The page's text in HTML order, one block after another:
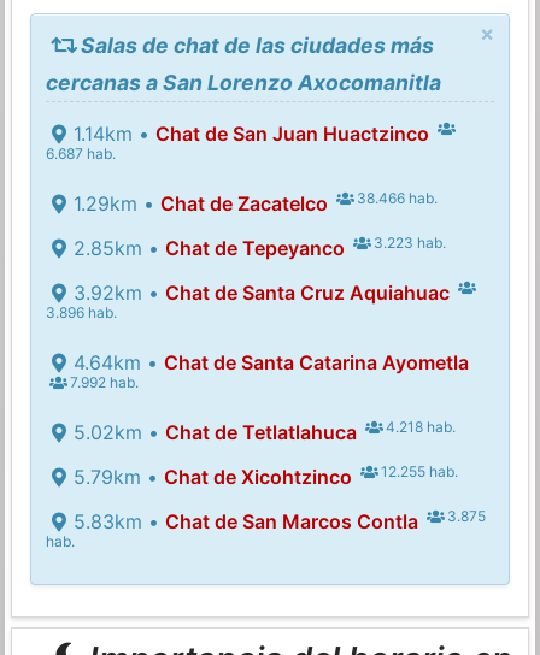
×
Salas de chat de las ciudades más
cercanas a San Lorenzo Axocomanitla
1.14km • Chat de San Juan Huactzinco
6.687 hab.
1.29km • Chat de Zacatelco 38.466 hab.
2.85km • Chat de Tepeyanco 3.223 hab.
3.92km • Chat de Santa Cruz Aquiahuac
3.896 hab.
4.64km • Chat de Santa Catarina Ayometla
7.992 hab.
5.02km • Chat de Tetlatlahuca 4.218 hab.
5.79km • Chat de Xicohtzinco 12.255 hab.
5.83km • Chat de San Marcos Contla
3.875
hab.